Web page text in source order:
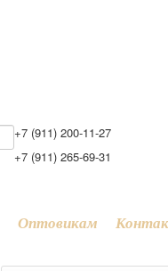
+7 (911) 200-11-27
+7 (911) 265-69-31
Оптовикам